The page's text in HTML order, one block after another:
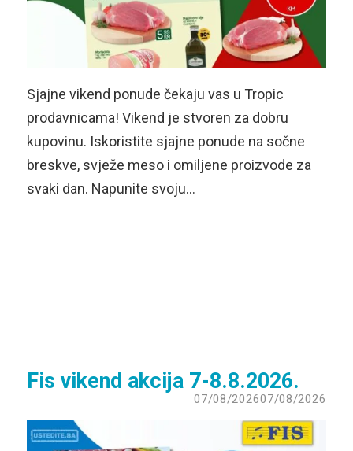
Sjajne vikend ponude čekaju vas u Tropic
prodavnicama! Vikend je stvoren za dobru
kupovinu. Iskoristite sjajne ponude na sočne
breskve, svježe meso i omiljene proizvode za
svaki dan. Napunite svoju…
Fis vikend akcija 7-8.8.2026.
07/08/202607/08/2026